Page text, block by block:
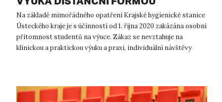
Na základě mimořádného opatření Krajské hygienické stanice
Ústeckého kraje je s účinností od 1. října 2020 zakázána osobní
přítomnost studentů na výuce. Zákaz se nevztahuje na
klinickou a praktickou výuku a praxi, individuální návštěvy